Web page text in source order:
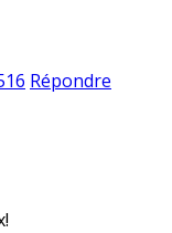
Répondre